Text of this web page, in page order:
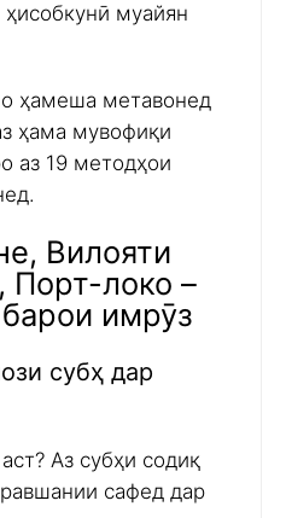
муайян
ҳамеша метавонед
ҳама мувофиқи
аз 19 методҳои
Вилояти
локо –
имрӯз
субҳ дар
Аз субҳи содиқ
сафед дар